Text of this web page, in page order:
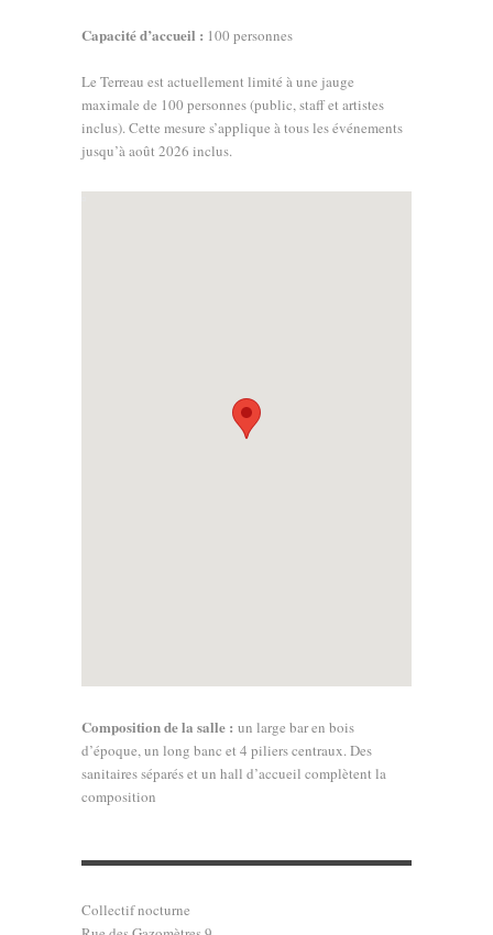
Capacité d’accueil : 100 personnes
Le Terreau est actuellement limité à une jauge
maximale de 100 personnes (public, staff et artistes
inclus). Cette mesure s’applique à tous les événements
jusqu’à août 2026 inclus.
Composition de la salle : un large bar en bois
d’époque, un long banc et 4 piliers centraux. Des
sanitaires séparés et un hall d’accueil complètent la
composition
Collectif nocturne